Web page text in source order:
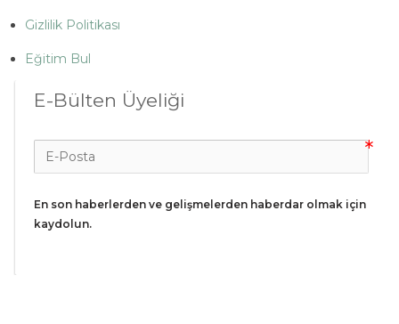
Gizlilik Politikası
Eğitim Bul
E-Bülten Üyeliği
En son haberlerden ve gelişmelerden haberdar olmak için
kaydolun.